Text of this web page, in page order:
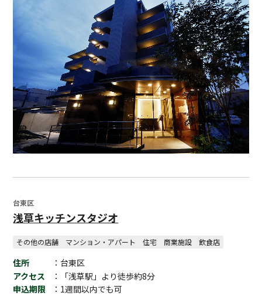
台東区
浅草キッチンスタジオ
その他の店舗 マンション・アパート 住宅 商業施設 飲食店
住所
：台東区
アクセス
：「浅草駅」より徒歩約8分
申込期限
：1週間以内でも可